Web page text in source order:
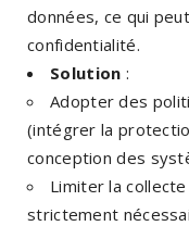
données, ce qui
confidentialité.
Solution :
Adopter des
(intégrer la
conception des
Limiter la
strictement